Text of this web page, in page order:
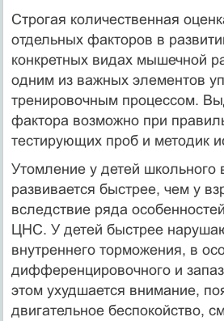
Строгая количественная
отдельных факторов в
конкретных видах мышечной
одним из важных элементов
тренировочным процессом.
фактора возможно при
тестирующих проб и методик
Утомление у детей школьного
развивается быстрее, чем у
вследствие ряда
ЦНС. У детей быстрее
внутреннего торможения, в
дифференцировочного и
этом ухудшается внимание,
двигательное беспокойство,